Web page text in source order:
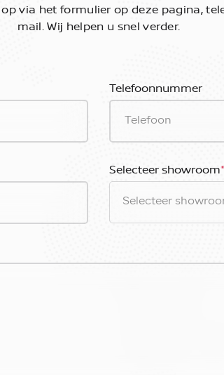
via het formulier op deze pagina,
mail. Wij helpen u snel verder.
Telefoonnummer
Selecteer showroom*